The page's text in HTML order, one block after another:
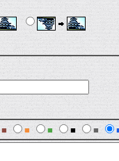
■ ■ ■ ■ ■